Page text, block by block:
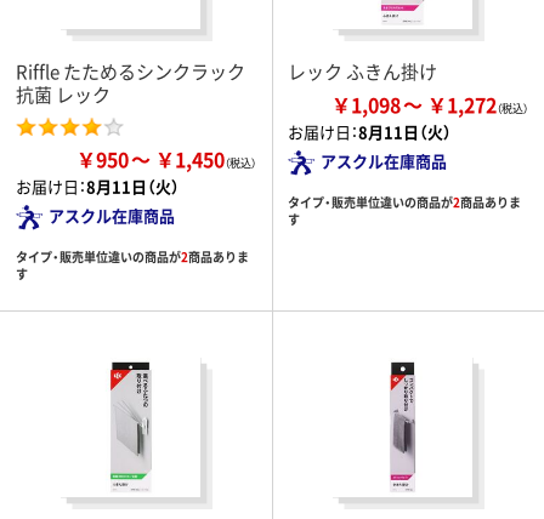
Riffle たためるシンクラック
抗菌 レック
￥950 ￥1,450
お届け日：8月11日（火）
アスクル在庫商品
タイプ・販売単位違いの商品が2商品ありま
す
レック ふきん掛け
￥1,098 ￥1,272
お届け日：8月11日（火）
アスクル在庫商品
タイプ・販売単位違いの商品が2商品ありま
す